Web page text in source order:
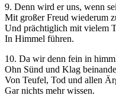
9. Denn wird er uns, wenn
Mit großer Freud wiederum
Und prächtiglich mit vielem
In Himmel führen.
10. Da wir denn fein in
Ohn Sünd und Klag
Von Teufel, Tod und allen
Gar nichts mehr wissen.